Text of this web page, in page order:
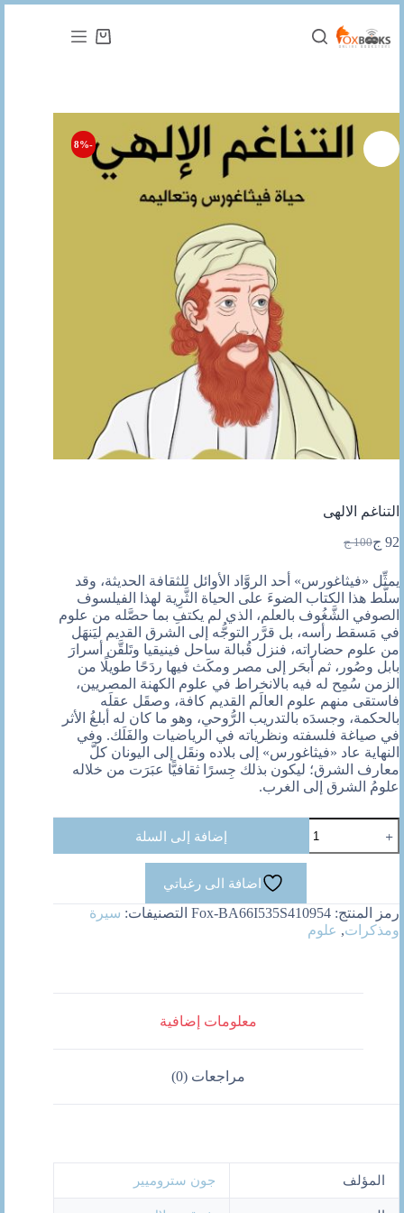
المحتوى
عربة
-8%
التناغم الالهى
100 ج
السعر
هو:
100 ج.
92 جالسعر
هو:
92 ج.
يمثِّل «فيثاغورس» أحد الروَّاد الأوائل للثقافة الحديثة، وقد
سلَّط هذا الكتاب الضوءَ على الحياة الثَّرِية لهذا الفيلسوف
الصوفي الشَّغُوف بالعلم، الذي لم يكتفِ بما حصَّله من علوم
في مَسقط رأسه، بل قرَّر التوجُّه إلى الشرق القديم ليَنهَل
من علوم حضاراته، فنزل قُبالة ساحل فينيقيا وتَلقَّن أسرارَ
بابل وصُور، ثم أبحَر إلى مصر ومكَث فيها ردَحًا طويلًا من
الزمن سُمِح له فيه بالانخراط في علوم الكهنة المصريين،
فاستقى منهم علوم العالَم القديم كافة، وصقَل عقلَه
بالحكمة، وجسدَه بالتدريب الرُّوحي، وهو ما كان له أبلغُ الأثر
في صياغة فلسفته ونظرياته في الرياضيات والفَلَك. وفي
النهاية عاد «فيثاغورس» إلى بلاده ونقَل إلى اليونان كلَّ
معارف الشرق؛ ليكون بذلك جِسرًا ثقافيًّا عبَرَت من خلاله
علومُ الشرق إلى الغرب.
التناغم
الالهى
إضافة إلى السلة
اضافة الى رغباتي
رمز المنتج: Fox-BA66I535S410954 التصنيفات: سيرة
ومذكرات, علوم
معلومات إضافية
مراجعات (0)
المؤلف جون ستروميير